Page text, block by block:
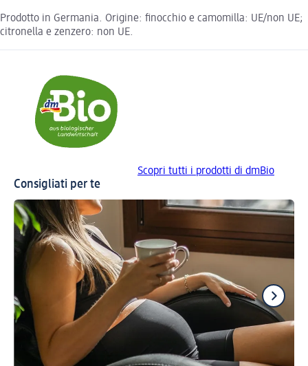
Prodotto in Germania. Origine: finocchio e camomilla: UE/non UE;
citronella e zenzero: non UE.
Scopri tutti i prodotti di dmBio
Consigliati per te